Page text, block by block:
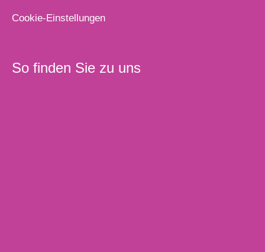
Cookie-Einstellungen
So finden Sie zu uns